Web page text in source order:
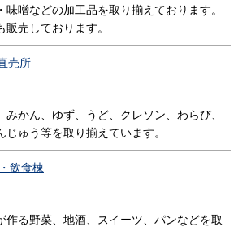
噌などの加工品を取り揃えております。
売しております。
売所
かん、ゆず、うど、クレソン、わらび、
じゅう等を取り揃えています。
飲食棟
作る野菜、地酒、スイーツ、パンなどを取